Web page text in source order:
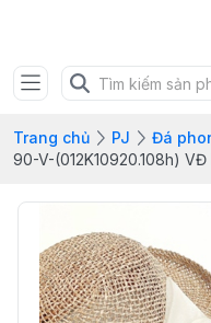
Trang chủ PJ Đá
90-V-(012K10920.108h) VĐ